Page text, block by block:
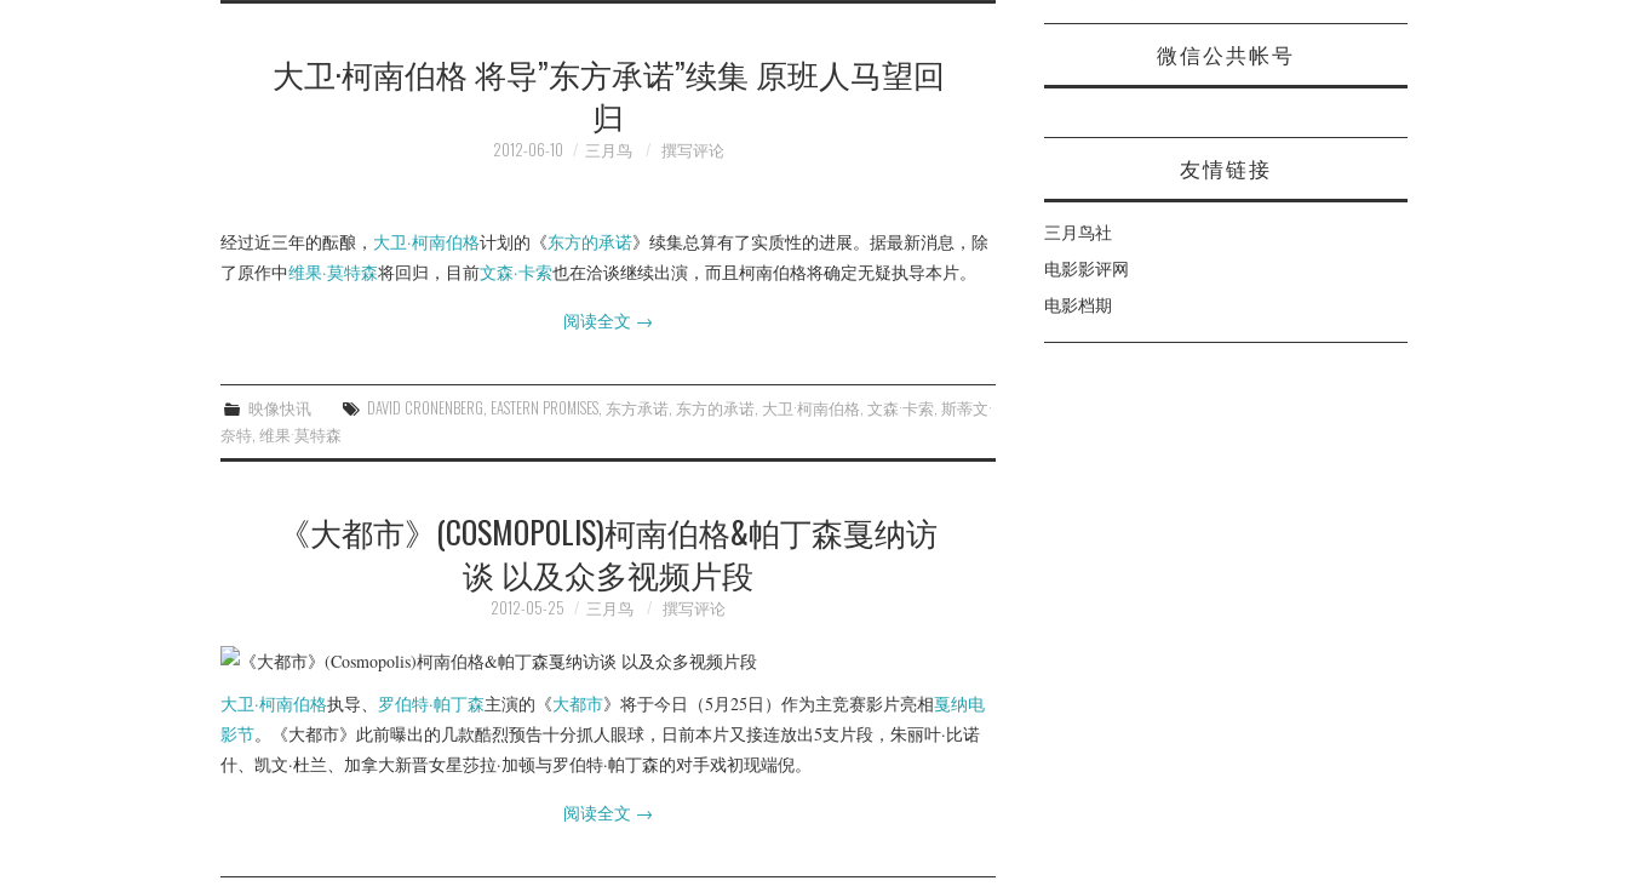
大卫·柯南伯格 将导”东方承诺”续集 原班人马望回
归
2012-06-10 三月鸟 撰写评论
经过近三年的酝酿， 大卫·柯南伯格计划的《东方的承诺》续集总算有了实质性的进展。据最新消息，除
了原作中维果·莫特森将回归，目前文森·卡索也在洽谈继续出演，而且柯南伯格将确定无疑执导本片。
阅读全文 →
映像快讯 DAVID CRONENBERG, EASTERN PROMISES, 东方承诺, 东方的承诺, 大卫·柯南伯格,文森·卡索,斯蒂文·
奈特, 维果·莫特森
《大都市》(COSMOPOLIS)柯南伯格&帕丁森戛纳访
谈 以及众多视频片段
2012-05-25 三月鸟 撰写评论
大卫·柯南伯格执导、 罗伯特·帕丁森主演的《大都市》将于今日（5月25日）作为主竞赛影片亮相戛纳电
影节。《大都市》此前曝出的几款酷烈预告十分抓人眼球，日前本片又接连放出5支片段，朱丽叶·比诺
什、凯文·杜兰、加拿大新晋女星莎拉·加顿与罗伯特·帕丁森的对手戏初现端倪。
阅读全文 →
微信公共帐号
友情链接
三月鸟社
电影影评网
电影档期